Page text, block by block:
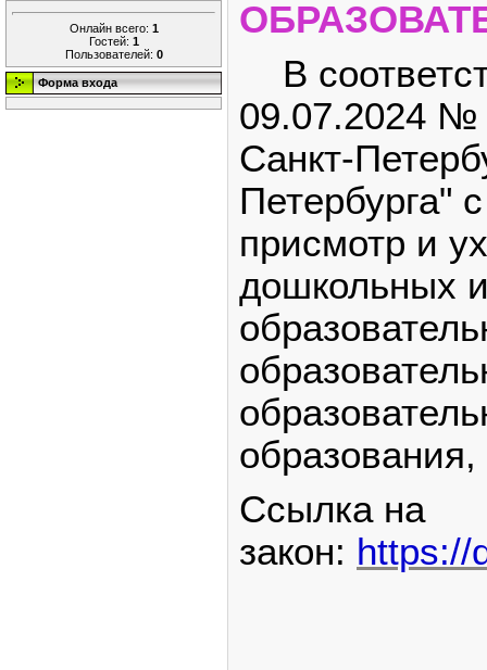
Онлайн всего: 1
Гостей: 1
Пользователей: 0
Форма входа
В
09.07.2024 №
Санкт-
Петербурга"
присмотр и
дошкольных
образования,
Ссылка на
закон: https://